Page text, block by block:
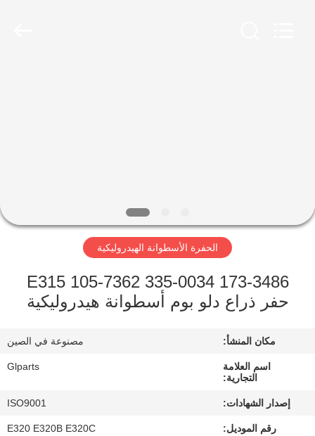
معلومات
جولة
المصنع
مراقبة
الجودة
الحفرة الأسطوانة الهيدروليكية
173-3486 335-0034 105-7362 E315
حفر ذراع دلو بوم أسطوانة هيدروليكية
مكان المنشأ: مصنوعة في الصين
اسم العلامة
التجارية:
Glparts
إصدار الشهادات: ISO9001
رقم الموديل: E320 E320B E320C